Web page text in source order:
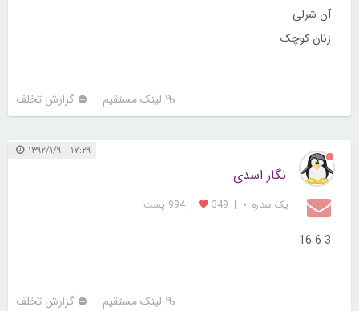
آن شرلی
زنان کوچک
لینک مستقیم گزارش تخلف
۱۷:۲۹ ۱۳۹۲/۱/۹
نگار اسدی
یک ستاره ⋆ |
349
| 994 پست
3 6 16
لینک مستقیم گزارش تخلف